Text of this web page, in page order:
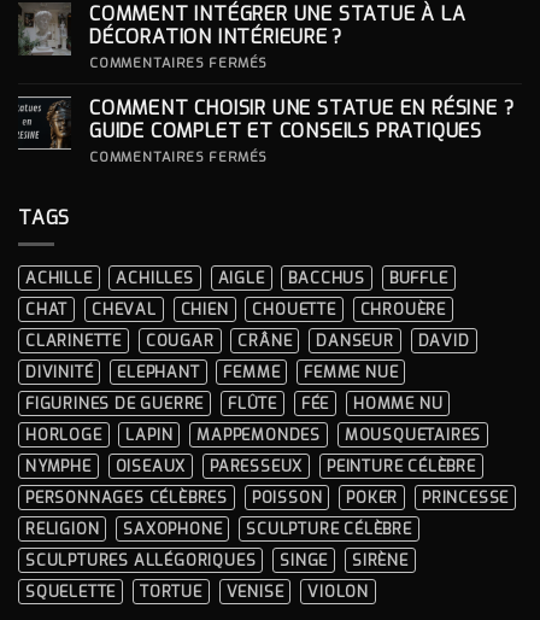
ICONIQUES
DES
CÉRÉMONIES
SON
SOCLE
POUR
COMMENT INTÉGRER UNE STATUE À LA
DÉCORATION INTÉRIEURE ?
COMMENTAIRES FERMÉS
UNE
STATUE
À
COMMENT CHOISIR UNE STATUE EN RÉSINE ?
GUIDE COMPLET ET CONSEILS PRATIQUES
COMMENTAIRES FERMÉS
?
GUIDE
COMPLET
ET
CONSEILS
PRATIQUES
TAGS
ACHILLE ACHILLES AIGLE BACCHUS
BUFFLE
CHAT
CHEVAL CHIEN CHOUETTE
CHROUÈRE
CLARINETTE
COUGAR CRÂNE DANSEUR
DAVID
DIVINITÉ
ELEPHANT FEMME
FEMME NUE
FIGURINES DE GUERRE
FLÛTE FÉE
HOMME NU
HORLOGE
LAPIN MAPPEMONDES
MOUSQUETAIRES
NYMPHE
OISEAUX PARESSEUX
PEINTURE CÉLÈBRE
PERSONNAGES CÉLÈBRES
POISSON POKER
PRINCESSE
RELIGION
SAXOPHONE
SCULPTURE CÉLÈBRE
SCULPTURES ALLÉGORIQUES
SINGE
SIRÈNE
SQUELETTE
TORTUE VENISE VIOLON